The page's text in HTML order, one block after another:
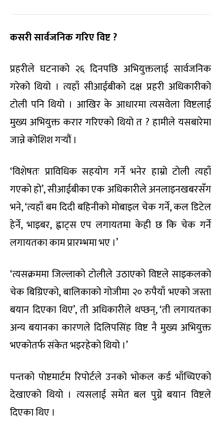
कसरी सार्वजनिक गरिए विष्ट ?
प्रहरीले घटनाको २६ दिनपछि अभियुक्तलाई सार्वजनिक
गरेको थियो । त्यहाँ सीआईबीको दक्ष प्रहरी अधिकारीको
टोली पनि थियो । आखिर के आधारमा त्यसवेला विष्टलाई
मुख्य अभियुक्त करार गरिएको थियो त ? हामीले यसबारेमा
जान्ने कोशिश गर्‍यौं ।
‘विशेषतः प्राविधिक सहयोग गर्ने भनेर हाम्रो टोली त्यहाँ
गएको हो’, सीआईबीका एक अधिकारीले अनलाइनखबरसँग
भने, ‘त्यहाँ बम दिदी बहिनीको मोबाइल चेक गर्ने, कल डिटेल
हेर्ने, भाइबर, ह्वाट्स एप लगायतमा केही छ कि चेक गर्ने
लगायतका काम प्रारम्भमा भए ।’
‘त्यसक्रममा जिल्लाको टोलीले उठाएको विष्टले साइकलको
चेक बिग्रिएको, बालिकाको गोजीमा २० रुपैयाँ भएको जस्ता
बयान दिएका थिए’, ती अधिकारीले थप्छन्, ‘ती लगायतका
अन्य बयानका कारणले दिलिपसिंह विष्ट नै मुख्य अभियुक्त
भएकोतर्फ संकेत भइरहेको थियो ।’
पन्तको पोष्टमार्टम रिपोर्टले उनको भोकल कर्ड भाँच्चिएको
देखाएको थियो । त्यसलाई समेत बल पुग्ने बयान विष्टले
दिएका थिए ।